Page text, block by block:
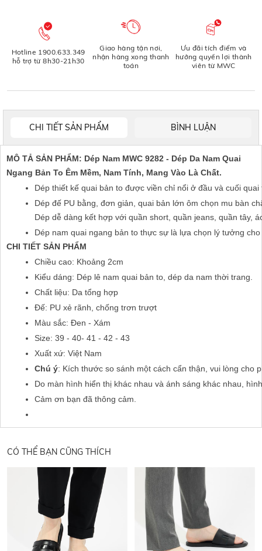
Hotline 1900.633.349
hỗ trợ từ 8h30-21h30
Giao hàng tận nơi,
nhận hàng xong thanh
toán
Ưu đãi tích điểm và
hưởng quyền lợi thành
viên từ MWC
CHI TIẾT SẢN PHẨM BÌNH LUẬN
MÔ TẢ SẢN PHẨM: Dép Nam MWC 9282 - Dép Da Nam Quai
Ngang Bản To Êm Mềm, Nam Tính, Mang Vào Là Chất.
Dép thiết kế quai bản to được viền chỉ nổi ở đầu và cuối
Dép đế PU bằng, đơn giản, quai bản lớn ôm chọn mu bàn
Dép dễ dàng kết hợp với quần short, quần jeans, quần tây,
Dép nam quai ngang bản to thực sự là lựa chọn lý tưởng
CHI TIẾT SẢN PHẨM
Chiều cao: Khoảng 2cm
Kiểu dáng: Dép lê nam quai bản to, dép da nam thời trang.
Chất liệu: Da tổng hợp
Đế: PU xẻ rãnh, chống trơn trượt
Màu sắc: Đen - Xám
Size: 39 - 40- 41 - 42 - 43
Xuất xứ: Việt Nam
Chú ý: Kích thước so sánh một cách cẩn thận, vui lòng cho
Do màn hình hiển thị khác nhau và ánh sáng khác nhau,
Cảm ơn bạn đã thông cảm.
CÓ THỂ BẠN CŨNG THÍCH